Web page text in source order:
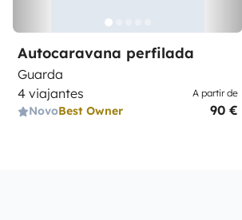
Autocaravana perfilada
Guarda
4 viajantes
NovoBest Owner
A partir de
90 €